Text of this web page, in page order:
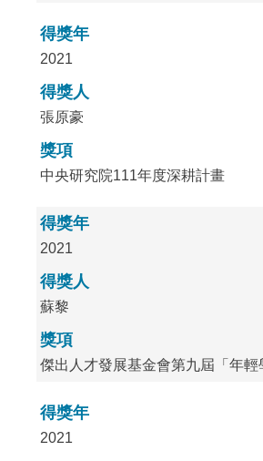
得獎年
2021
得獎人
張原豪
獎項
中央研究院111年度深耕計畫
得獎年
2021
得獎人
蘇黎
獎項
傑出人才發展基金會第九屆「年輕
得獎年
2021